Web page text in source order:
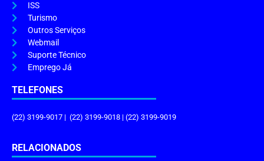
ISS
Turismo
Outros Serviços
Webmail
Suporte Técnico
Emprego Já
TELEFONES
(22) 3199-9017 | (22) 3199-9018 | (22) 3199-9019
RELACIONADOS